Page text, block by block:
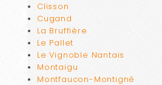
Clisson
Cugand
La Bruffière
Le Pallet
Le Vignoble Nantais
Montaigu
Montfaucon-Montigné